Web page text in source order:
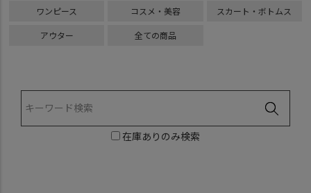
ワンピース コスメ・美容 スカート・ボトムス
アウター 全ての商品
在庫ありのみ検索